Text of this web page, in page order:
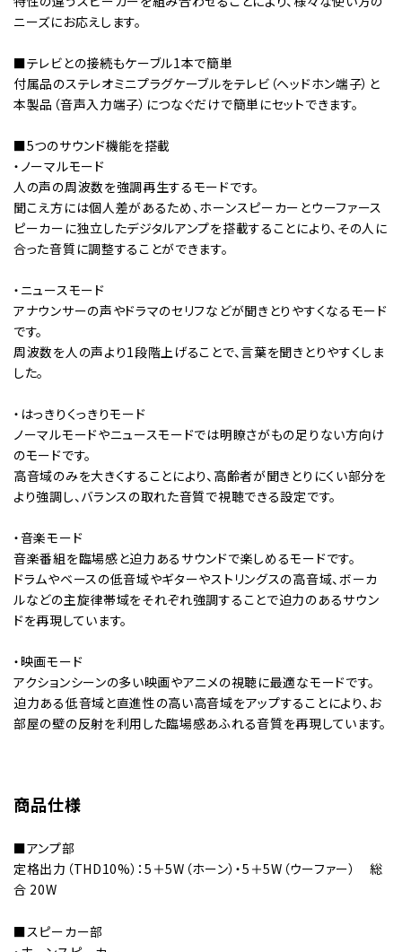
ニーズにお応えします。
■テレビとの接続もケーブル1本で簡単
付属品のステレオミニプラグケーブルをテレビ（ヘッドホン端子）と
本製品（音声入力端子）につなぐだけで簡単にセットできます。
■5つのサウンド機能を搭載
・ノーマルモード
人の声の周波数を強調再生するモードです。
聞こえ方には個人差があるため、ホーンスピーカーとウーファース
ピーカーに独立したデジタルアンプを搭載することにより、その人に
合った音質に調整することができます。
・ニュースモード
アナウンサーの声やドラマのセリフなどが聞きとりやすくなるモード
です。
周波数を人の声より1段階上げることで、言葉を聞きとりやすくしま
した。
・はっきりくっきりモード
ノーマルモードやニュースモードでは明瞭さがもの足りない方向け
のモードです。
高音域のみを大きくすることにより、高齢者が聞きとりにくい部分を
より強調し、バランスの取れた音質で視聴できる設定です。
・音楽モード
音楽番組を臨場感と迫力あるサウンドで楽しめるモードです。
ドラムやベースの低音域やギターやストリングスの高音域、ボーカ
ルなどの主旋律帯域をそれぞれ強調することで迫力のあるサウン
ドを再現しています。
・映画モード
アクションシーンの多い映画やアニメの視聴に最適なモードです。
迫力ある低音域と直進性の高い高音域をアップすることにより、お
部屋の壁の反射を利用した臨場感あふれる音質を再現しています。
商品仕様
■アンプ部
定格出力（THD10%）：5＋5W（ホーン）・5＋5W（ウーファー） 総
合 20W
■スピーカー部